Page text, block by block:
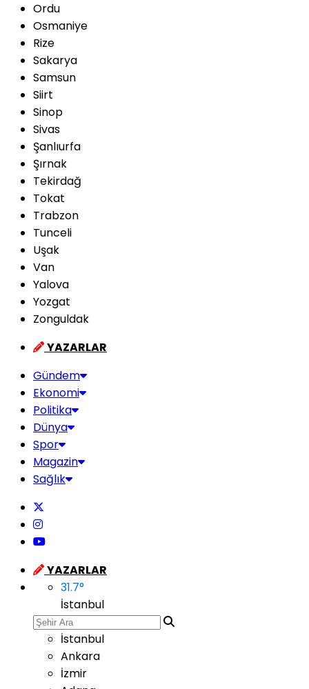
Ordu
Osmaniye
Rize
Sakarya
Samsun
Siirt
Sinop
Sivas
Şanlıurfa
Şırnak
Tekirdağ
Tokat
Trabzon
Tunceli
Uşak
Van
Yalova
Yozgat
Zonguldak
YAZARLAR
Gündem
Ekonomi
Politika
Dünya
Spor
Magazin
Sağlık
YAZARLAR
31.7°
İstanbul
İstanbul
Ankara
İzmir